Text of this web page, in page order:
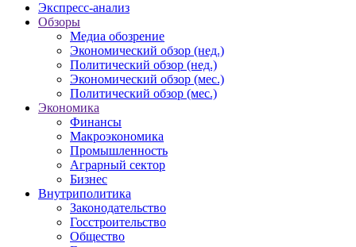
Экспресс-анализ
Обзоры
Медиа обозрение
Экономический обзор (нед.)
Политический обзор (нед.)
Экономический обзор (мес.)
Политический обзор (мес.)
Экономика
Финансы
Макроэкономика
Промышленность
Аграрный сектор
Бизнес
Внутриполитика
Законодательство
Госстроительство
Общество